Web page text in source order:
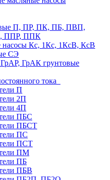
П, ПР, ПК, ПБ, ПВП,
ППР, ППК
насосы Кс, 1Кс, 1КсВ, КсВ
СЭ
ГрАК грунтовые
тока
П
2П
4П
ПБС
ПБСТ
ПС
ПСТ
ПМ
ПБ
ПБВ